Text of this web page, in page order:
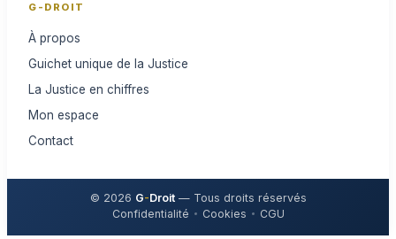
G-DROIT
À propos
Guichet unique de la Justice
La Justice en chiffres
Mon espace
Contact
© 2026 G-Droit— Tous droits réservés
Confidentialité
Cookies CGU